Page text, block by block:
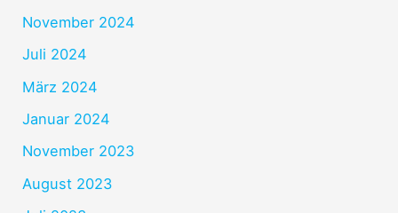
November 2024
Juli 2024
März 2024
Januar 2024
November 2023
August 2023